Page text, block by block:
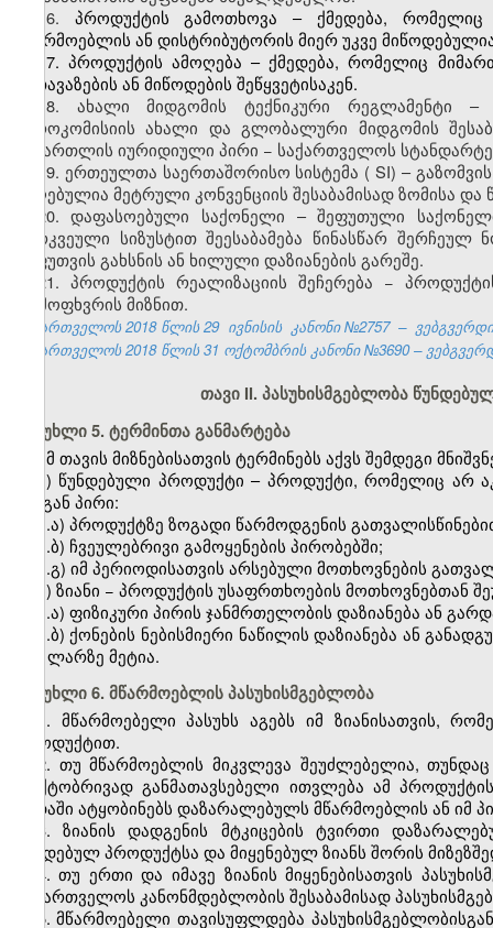
16. პროდუქტის გამოთხოვა – ქმედება, რომელიც
მწარმოებლის ან დისტრიბუტორის მიერ უკვე
17. პროდუქტის ამოღება – ქმედება, რომელიც
შეთავაზების ან მიწოდების შეწყვეტისაკენ.
18. ახალი მიდგომის ტექნიკური რეგლამენტი –
ევროკომისიის ახალი და გლობალური მიდგომის
სამართლის იურიდიული პირი − საქართველოს
19. ერთეულთა საერთაშორისო სისტემა ( SI) –
მიღებულია მეტრული კონვენციის შესაბამისად ზომისა
20. დაფასოებული საქონელი – შეფუთული
გარკვეული სიზუსტით შეესაბამება წინასწარ
შეფუთვის გახსნის ან ხილული დაზიანების გარეშე.
21. პროდუქტის რეალიზაციის შეჩერება −
აღმოფხვრის მიზნით.
საქართველოს 2018 წლის 29 ივნისის კანონი №2757 –
საქართველოს 2018 წლის 31 ოქტომბრის კანონი №3690 –
თავი II. პასუხისმგებლობა
მუხლი 5. ტერმინთა განმარტება
ამ თავის მიზნებისათვის ტერმინებს აქვს შემდეგი
ა) წუნდებული პროდუქტი – პროდუქტი, რომელიც არ
მისგან პირი:
ა.ა) პროდუქტზე ზოგადი წარმოდგენის
ა.ბ) ჩვეულებრივი გამოყენების პირობებში;
ა.გ) იმ პერიოდისათვის არსებული მოთხოვნების
ბ) ზიანი − პროდუქტის უსაფრთხოების მოთხოვნებთან
ბ.ა) ფიზიკური პირის ჯანმრთელობის დაზიანება ან
ბ.ბ) ქონების ნებისმიერი ნაწილის დაზიანება ან
300 ლარზე მეტია.
მუხლი 6. მწარმოებლის პასუხისმგებლობა
1. მწარმოებელი პასუხს აგებს იმ ზიანისათვის,
პროდუქტით.
2. თუ მწარმოებლის მიკვლევა შეუძლებელია,
ფაქტობრივად განმათავსებელი ითვლება ამ
ვადაში ატყობინებს დაზარალებულს მწარმოებლის ან
3. ზიანის დადგენის მტკიცების ტვირთი
წუნდებულ პროდუქტსა და მიყენებულ ზიანს შორის
4. თუ ერთი და იმავე ზიანის მიყენებისათვის
საქართველოს კანონმდებლობის შესაბამისად
5. მწარმოებელი თავისუფლდება